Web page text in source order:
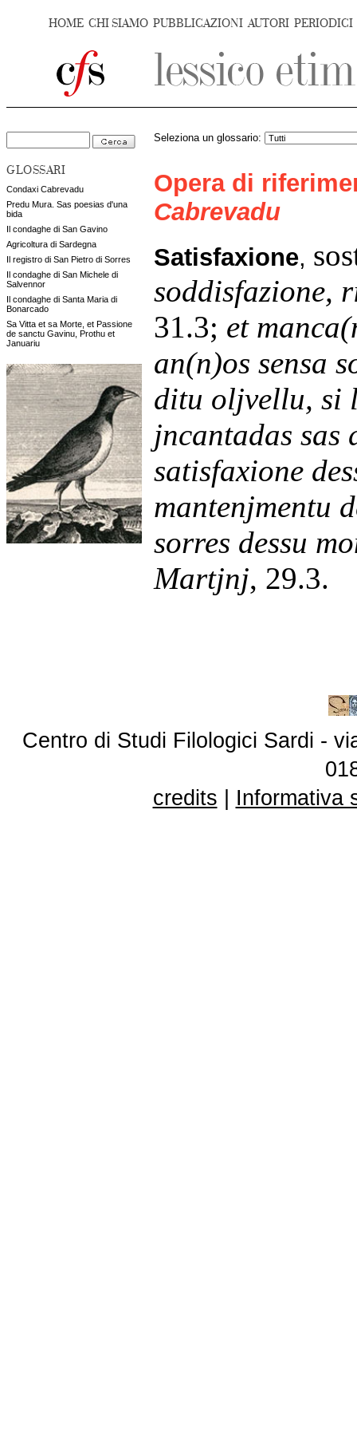
HOME CHI SIAMO PUBBLICAZIONI AUTORI PERIODICI
GLOSSARI
Condaxi Cabrevadu
Predu Mura. Sas poesias d'una
bida
Il condaghe di San Gavino
Agricoltura di Sardegna
Il registro di San Pietro di Sorres
Il condaghe di San Michele di
Salvennor
Il condaghe di Santa Maria di
Bonarcado
Sa Vitta et sa Morte, et Passione
de sanctu Gavinu, Prothu et
Januariu
Seleziona un glossario:
Opera di
Cabrevadu
Satisfaxione,
soddisfazione,
31.3; et
an(n)os sensa
ditu oljvellu, si
jncantadas sas
satisfaxione
mantenjmentu
sorres dessu
Martjnj, 29.3.
Centro di Studi Filologici Sardi -
credits
Informativa